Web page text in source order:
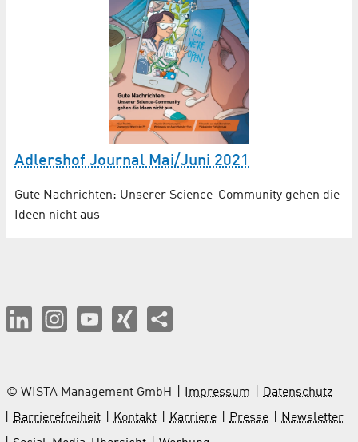
Adlershof Journal Mai/Juni 2021
Gute Nachrichten: Unserer Science-Community gehen die
Ideen nicht aus
© WISTA Management GmbH Impressum
Datenschutz
Barrierefreiheit
Kontakt Karriere Presse
Newsletter